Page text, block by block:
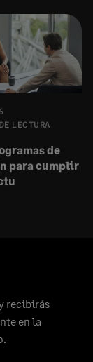
LECTURA
de
para cumplir
recibirás
en la